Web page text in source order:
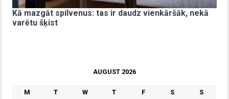
Kā mazgāt spilvenus: tas ir daudz vienkāršāk, nekā
varētu šķist
AUGUST 2026
M T W T F S
S